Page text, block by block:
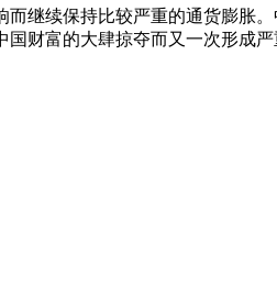
而继续保持比较严重的通货膨胀
财富的大肆掠夺而又一次形成